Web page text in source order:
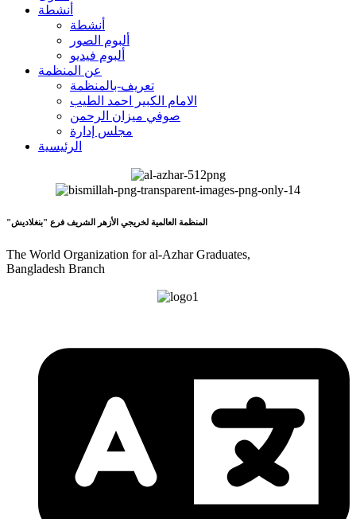
أنشطة
أنشطة
ألبوم الصور
ألبوم فيديو
عن المنظمة
تعريف-بالمنظمة
الامام الكبير احمد الطيب
صوفي ميزان الرحمن
مجلس إدارة
الرئيسية
"المنظمة العالمية لخريجي الأزهر الشريف فرع "بنغلاديش
The World Organization for al-Azhar Graduates,
Bangladesh Branch